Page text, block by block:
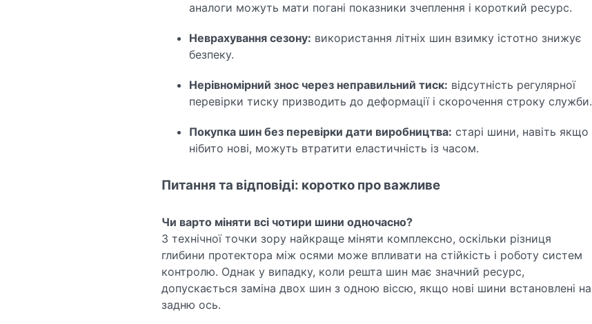
аналоги можуть мати погані показники зчеплення і короткий ресурс.
Неврахування сезону: використання літніх шин взимку істотно знижує
безпеку.
Нерівномірний знос через неправильний тиск: відсутність регулярної
перевірки тиску призводить до деформації і скорочення строку служби.
Покупка шин без перевірки дати виробництва: старі шини, навіть якщо
нібито нові, можуть втратити еластичність із часом.
Питання та відповіді: коротко про важливе
Чи варто міняти всі чотири шини одночасно?
З технічної точки зору найкраще міняти комплексно, оскільки різниця
глибини протектора між осями може впливати на стійкість і роботу систем
контролю. Однак у випадку, коли решта шин має значний ресурс,
допускається заміна двох шин з одною віссю, якщо нові шини встановлені на
задню ось.